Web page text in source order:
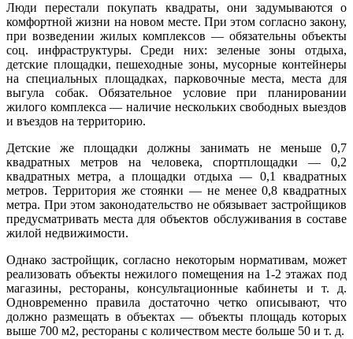
Люди перестали покупать квадраты, они задумываются о
комфортной жизни на новом месте. При этом согласно закону,
при возведении жилых комплексов — обязательны объекты
соц. инфраструктуры. Среди них: зеленые зоны отдыха,
детские площадки, пешеходные зоны, мусорные контейнеры
на специальных площадках, парковочные места, места для
выгула собак. Обязательное условие при планировании
жилого комплекса — наличие нескольких свободных выездов
и въездов на территорию.
Детские же площадки должны занимать не меньше 0,7
квадратных метров на человека, спортплощадки — 0,2
квадратных метра, а площадки отдыха — 0,1 квадратных
метров. Территория же стоянки — не менее 0,8 квадратных
метра. При этом законодательство не обязывает застройщиков
предусматривать места для объектов обслуживания в составе
жилой недвижимости.
Однако застройщик, согласно некоторым нормативам, может
реализовать объекты нежилого помещения на 1-2 этажах под
магазины, рестораны, консультационные кабинеты и т. д.
Одновременно правила достаточно четко описывают, что
должно размещать в объектах — объекты площадь которых
выше 700 м2, рестораны с количеством месте больше 50 и т. д.